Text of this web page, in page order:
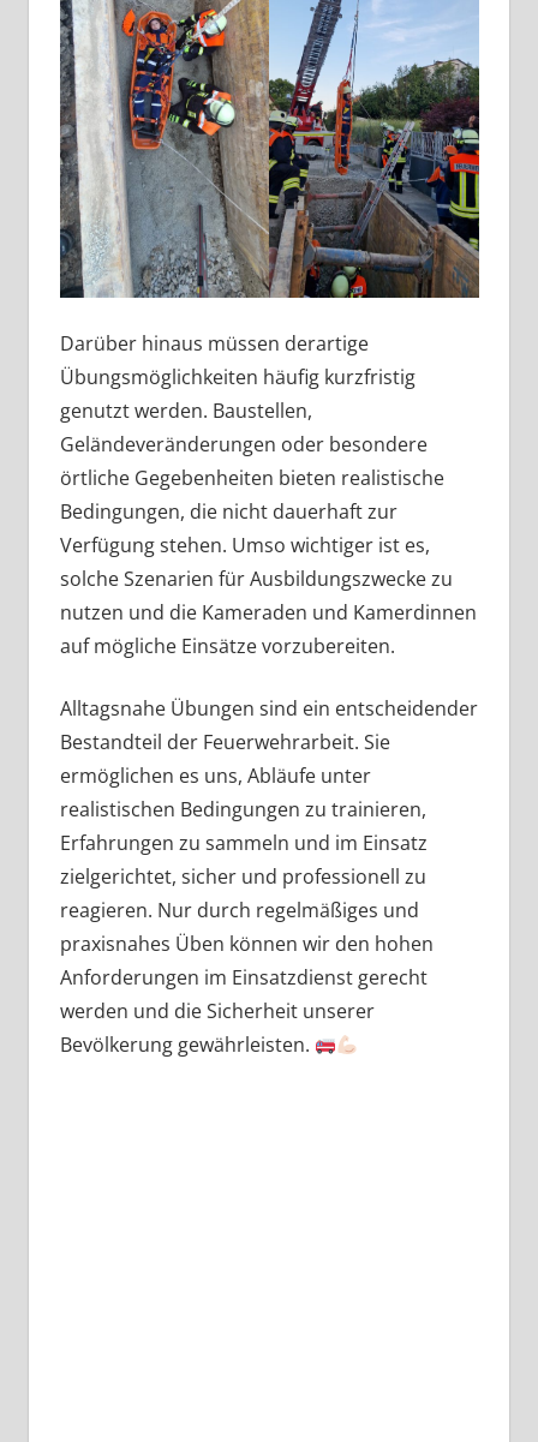
Darüber hinaus müssen derartige
Übungsmöglichkeiten häufig kurzfristig
genutzt werden. Baustellen,
Geländeveränderungen oder besondere
örtliche Gegebenheiten bieten realistische
Bedingungen, die nicht dauerhaft zur
Verfügung stehen. Umso wichtiger ist es,
solche Szenarien für Ausbildungszwecke zu
nutzen und die Kameraden und Kamerdinnen
auf mögliche Einsätze vorzubereiten.
Alltagsnahe Übungen sind ein entscheidender
Bestandteil der Feuerwehrarbeit. Sie
ermöglichen es uns, Abläufe unter
realistischen Bedingungen zu trainieren,
Erfahrungen zu sammeln und im Einsatz
zielgerichtet, sicher und professionell zu
reagieren. Nur durch regelmäßiges und
praxisnahes Üben können wir den hohen
Anforderungen im Einsatzdienst gerecht
werden und die Sicherheit unserer
Bevölkerung gewährleisten.